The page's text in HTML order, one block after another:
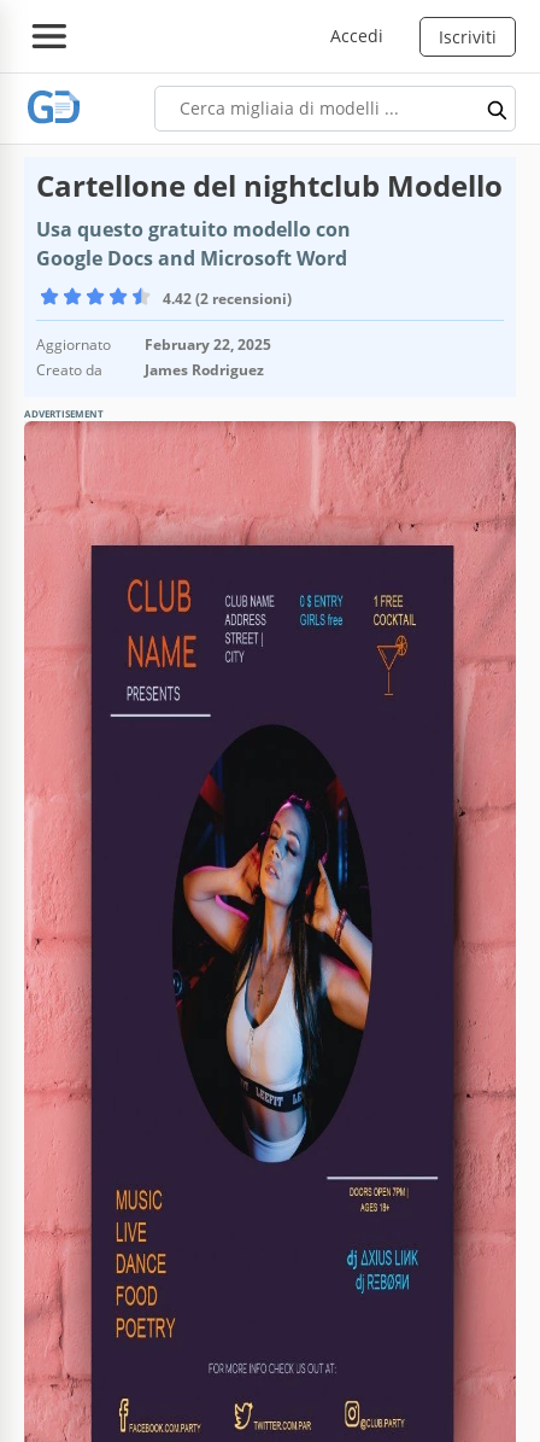
Accedi Iscriviti
Cartellone del nightclub Modello
Usa questo gratuito modello con
Google Docs and Microsoft Word
4.42 (2 recensioni)
Aggiornato
February 22, 2025
Creato da
James Rodriguez
ADVERTISEMENT